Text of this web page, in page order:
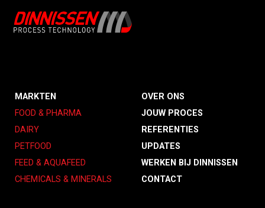
MARKTEN
FOOD & PHARMA
DAIRY
PETFOOD
FEED & AQUAFEED
CHEMICALS & MINERALS
OVER ONS
JOUW PROCES
REFERENTIES
UPDATES
WERKEN BIJ DINNISSEN
CONTACT